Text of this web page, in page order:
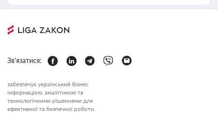
Зв'язатися:
забезпечує український бізнес
інформацією, аналітикою та
технологічними рішеннями для
ефективної та безпечної роботи.